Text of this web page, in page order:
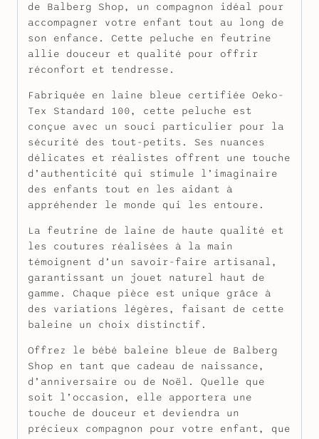
de Balberg Shop, un compagnon idéal pour
accompagner votre enfant tout au long de
son enfance. Cette peluche en feutrine
allie douceur et qualité pour offrir
réconfort et tendresse.
Fabriquée en laine bleue certifiée Oeko-
Tex Standard 100, cette peluche est
conçue avec un souci particulier pour la
sécurité des tout-petits. Ses nuances
délicates et réalistes offrent une touche
d’authenticité qui stimule l’imaginaire
des enfants tout en les aidant à
appréhender le monde qui les entoure.
La feutrine de laine de haute qualité et
les coutures réalisées à la main
témoignent d’un savoir-faire artisanal,
garantissant un jouet naturel haut de
gamme. Chaque pièce est unique grâce à
des variations légères, faisant de cette
baleine un choix distinctif.
Offrez le bébé baleine bleue de Balberg
Shop en tant que cadeau de naissance,
d’anniversaire ou de Noël. Quelle que
soit l’occasion, elle apportera une
touche de douceur et deviendra un
précieux compagnon pour votre enfant, que